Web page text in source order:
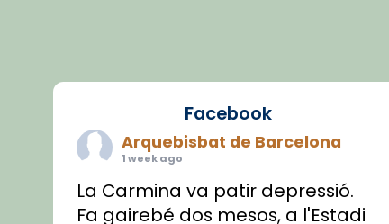
Facebook
Arquebisbat de Barcelona
1 week ago
La Carmina va patir depressió.
Fa gairebé dos mesos, a l'Estadi